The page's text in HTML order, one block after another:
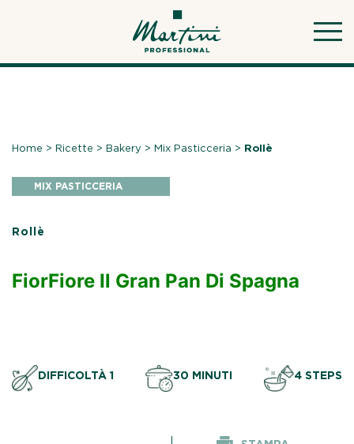
Home >Ricette >Bakery >Mix Pasticceria > Rollè
MIX PASTICCERIA
Rollè
FiorFiore Il Gran Pan Di Spagna
DIFFICOLTÀ 1 30 MINUTI 4 STEPS